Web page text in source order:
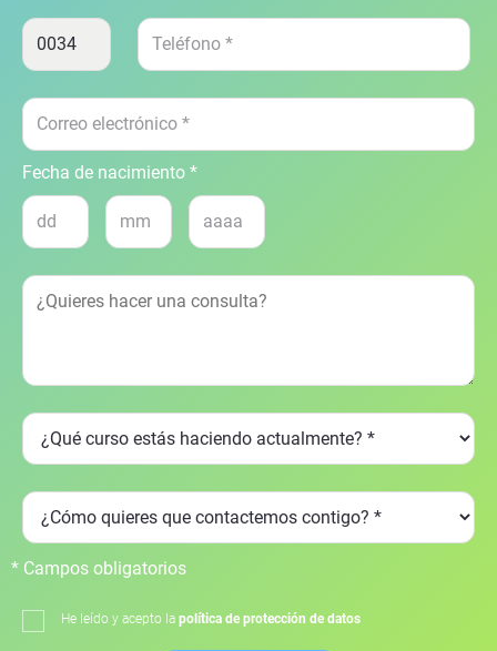
Fecha de nacimiento *
* Campos obligatorios
He leído y acepto la política de protección de datos